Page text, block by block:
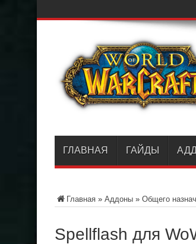
ГЛАВНАЯ ГАЙДЫ
Главная » Аддоны » Общего
Spellflash для